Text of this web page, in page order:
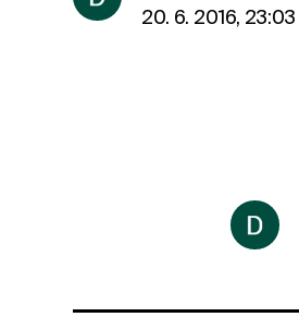
20. 6. 2016, 23:03